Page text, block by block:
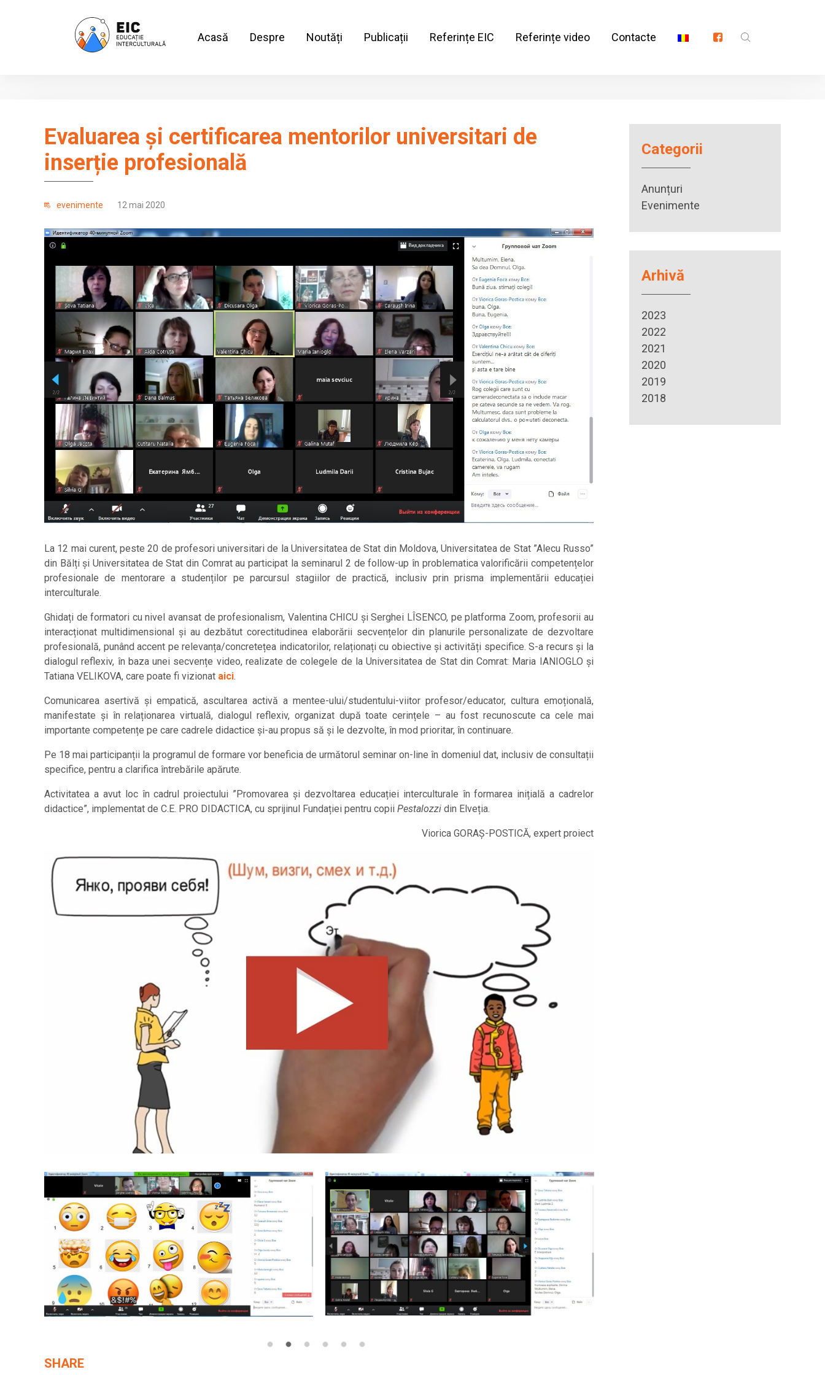
Acasă Despre Noutăți Publicații Referințe EIC Referințe video Contacte
Evaluarea și certificarea mentorilor universitari de
inserție profesională
evenimente 12 mai 2020
La 12 mai curent, peste 20 de profesori universitari de la Universitatea de Stat din Moldova, Universitatea de Stat ”Alecu Russo”
din Bălți și Universitatea de Stat din Comrat au participat la seminarul 2 de follow-up în problematica valorificării competențelor
profesionale de mentorare a studenților pe parcursul stagiilor de practică, inclusiv prin prisma implementării educației
interculturale.
Ghidați de formatori cu nivel avansat de profesionalism, Valentina CHICU și Serghei LÎSENCO, pe platforma Zoom, profesorii au
interacționat multidimensional și au dezbătut corectitudinea elaborării secvențelor din planurile personalizate de dezvoltare
profesională, punând accent pe relevanța/concretețea indicatorilor, relaționați cu obiective și activități specifice. S-a recurs și la
dialogul reflexiv, în baza unei secvențe video, realizate de colegele de la Universitatea de Stat din Comrat: Maria IANIOGLO și
Tatiana VELIKOVA, care poate fi vizionat aici.
Comunicarea asertivă și empatică, ascultarea activă a mentee-ului/studentului-viitor profesor/educator, cultura emoțională,
manifestate și în relaționarea virtuală, dialogul reflexiv, organizat după toate cerințele – au fost recunoscute ca cele mai
importante competențe pe care cadrele didactice și-au propus să și le dezvolte, în mod prioritar, în continuare.
Pe 18 mai participanții la programul de formare vor beneficia de următorul seminar on-line în domeniul dat, inclusiv de consultații
specifice, pentru a clarifica întrebările apărute.
Activitatea a avut loc în cadrul proiectului ”Promovarea și dezvoltarea educației interculturale în formarea inițială a cadrelor
didactice”, implementat de C.E. PRO DIDACTICA, cu sprijinul Fundației pentru copii Pestalozzi din Elveția.
Viorica GORAȘ-POSTICĂ, expert proiect
SHARE
Categorii
Anunțuri
Evenimente
Arhivă
2023
2022
2021
2020
2019
2018